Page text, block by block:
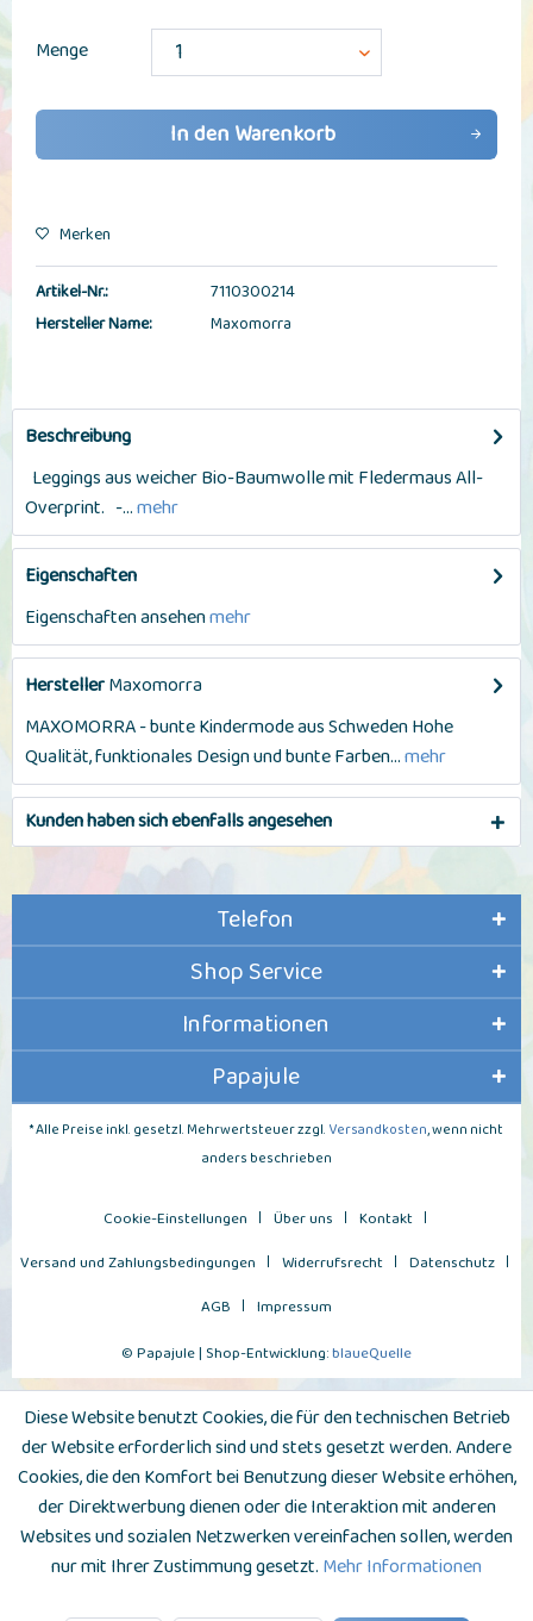
Menge
In den Warenkorb
Merken
Artikel-Nr.:
7110300214
Hersteller Name:
Maxomorra
Beschreibung
Leggings aus weicher Bio-Baumwolle mit Fledermaus All-
Overprint. -...mehr
Eigenschaften
Eigenschaften ansehenmehr
HerstellerMaxomorra
MAXOMORRA - bunte Kindermode aus Schweden Hohe
Qualität, funktionales Design und bunte Farben...mehr
Kunden haben sich ebenfalls angesehen
Telefon
Shop Service
Informationen
Papajule
* Alle Preise inkl. gesetzl. Mehrwertsteuer zzgl. Versandkosten, wenn nicht
anders beschrieben
Cookie-Einstellungen Über uns
Kontakt
Versand und Zahlungsbedingungen
Widerrufsrecht
Datenschutz
AGB
Impressum
© Papajule | Shop-Entwicklung:blaueQuelle
Diese Website benutzt Cookies, die für den technischen Betrieb
der Website erforderlich sind und stets gesetzt werden. Andere
Cookies, die den Komfort bei Benutzung dieser Website erhöhen,
der Direktwerbung dienen oder die Interaktion mit anderen
Websites und sozialen Netzwerken vereinfachen sollen, werden
nur mit Ihrer Zustimmung gesetzt. Mehr Informationen